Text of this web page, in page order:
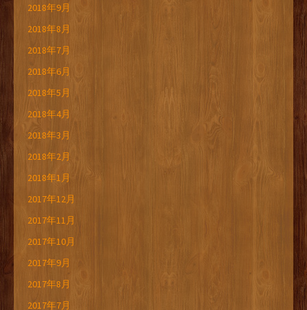
2018年9月
2018年8月
2018年7月
2018年6月
2018年5月
2018年4月
2018年3月
2018年2月
2018年1月
2017年12月
2017年11月
2017年10月
2017年9月
2017年8月
2017年7月